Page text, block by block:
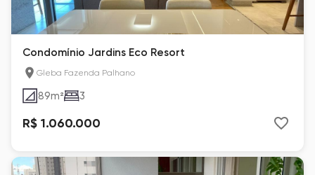
Condomínio Jardins Eco Resort
Gleba Fazenda Palhano
89m² 3
R$ 1.060.000